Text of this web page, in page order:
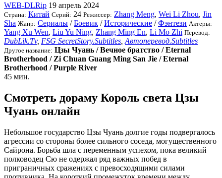
WEB-DLRip 19 апрель 2024
Страна: Китай Серий: 24 Режиссер: Zhang Meng, Wei Li Zhou, Jin
Sha Жанр: Сериалы /Боевик /Исторические /Фэнтези Актеры:
Yang Xu Wen, Liu Yu Ning, Zhang Ming En, Li Mo Zhi Перевод:
DubLik.Tv, FSG SecretStory.Subtitles Автоперевод.Subtitles
Другое название: Цзы Чуань / Вечное братство / Eternal
Brotherhood / Zi Chuan Guang Ming San Jie / Eternal
Brotherhood / Purple River
45 мин.
Смотреть дораму Король света Цзы
Чуань онлайн
Небольшое государство Цзы Чуань долгие годы подвергалось
агрессии со стороны более сильного соседа, могущественного
Сайрона. Борьба шла с переменным успехом, пока великий
полководец Сю не одержал ряд важных побед в
приграничных сражениях с превосходящими силами